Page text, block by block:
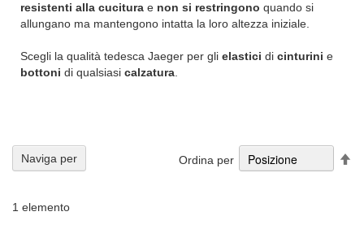
resistenti alla cucitura e non si restringono quando si
allungano ma mantengono intatta la loro altezza iniziale.
Scegli la qualità tedesca Jaeger per gli elastici di cinturini e
bottoni di qualsiasi calzatura
1 elemento
Ordina per
Naviga per